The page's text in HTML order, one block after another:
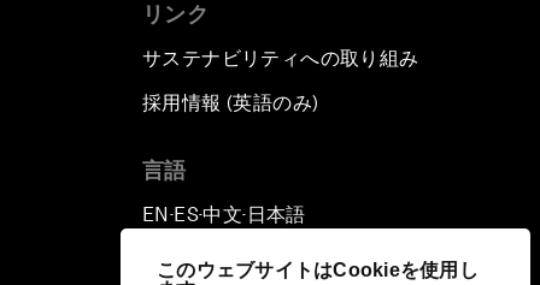
このウェブサイトはCookieを使用し
リンク
サステナビリティへの取り組み
採用情報 (英語のみ)
言語
EN ▪ES▪中文▪ 日本語